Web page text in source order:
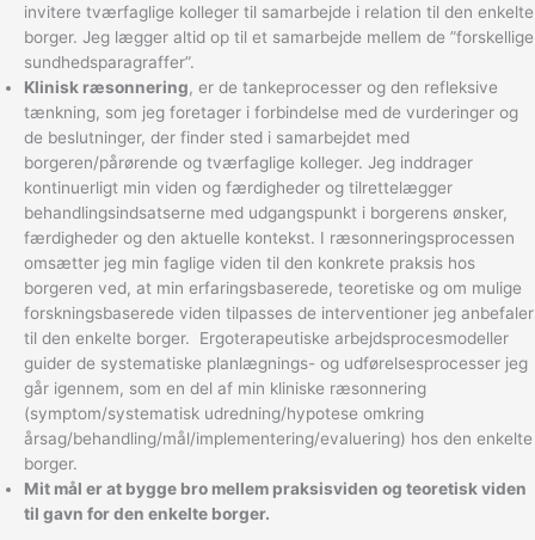
invitere tværfaglige kolleger til samarbejde i relation til den enkelte
borger. Jeg lægger altid op til et samarbejde mellem de ”forskellige
sundhedsparagraffer”.
Klinisk ræsonnering, er de tankeprocesser og den refleksive
tænkning, som jeg foretager i forbindelse med de vurderinger og
de beslutninger, der finder sted i samarbejdet med
borgeren/pårørende og tværfaglige kolleger. Jeg inddrager
kontinuerligt min viden og færdigheder og tilrettelægger
behandlingsindsatserne med udgangspunkt i borgerens ønsker,
færdigheder og den aktuelle kontekst. I ræsonneringsprocessen
omsætter jeg min faglige viden til den konkrete praksis hos
borgeren ved, at min erfaringsbaserede, teoretiske og om mulige
forskningsbaserede viden tilpasses de interventioner jeg anbefaler
til den enkelte borger. Ergoterapeutiske arbejdsprocesmodeller
guider de systematiske planlægnings- og udførelsesprocesser jeg
går igennem, som en del af min kliniske ræsonnering
(symptom/systematisk udredning/hypotese omkring
årsag/behandling/mål/implementering/evaluering) hos den enkelte
borger.
Mit mål er at bygge bro mellem praksisviden og teoretisk viden
til gavn for den enkelte borger.